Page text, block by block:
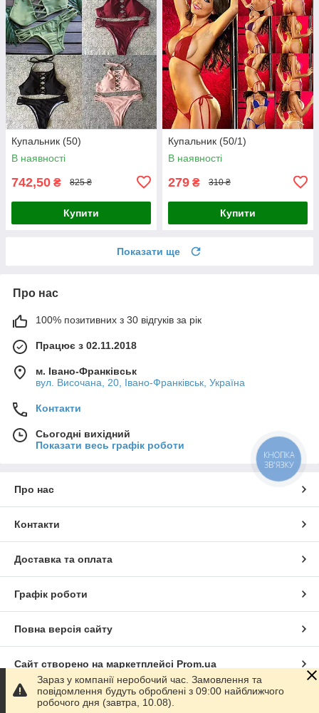
Купальник (50)
В наявності
742,50 ₴ 825 ₴
Купити
Купальник (50/1)
В наявності
279 ₴ 310 ₴
Купити
Показати ще
Про нас
100% позитивних з 30 відгуків за рік
Працює з 02.11.2018
м. Івано-Франківськ
вул. Височана, 20, Івано-Франківськ, Україна
Контакти
Сьогодні вихідний
Показати весь графік роботи
Про нас
Контакти
Доставка та оплата
Графік роботи
Повна версія сайту
Сайт створено на маркетплейсі Prom.ua
Політика конфіденційності
Зараз у компанії неробочий час. Замовлення та
повідомлення будуть оброблені з 09:00 найближчого
робочого дня (завтра, 10.08).
КНОПКА
ЗВ'ЯЗКУ